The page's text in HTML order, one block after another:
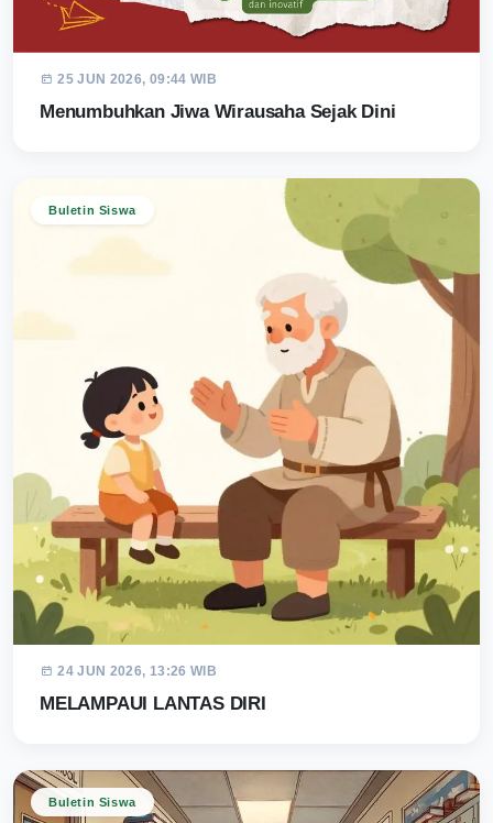
25 JUN 2026, 09:44 WIB
Menumbuhkan Jiwa Wirausaha Sejak Dini
Buletin Siswa
24 JUN 2026, 13:26 WIB
MELAMPAUI LANTAS DIRI
Buletin Siswa